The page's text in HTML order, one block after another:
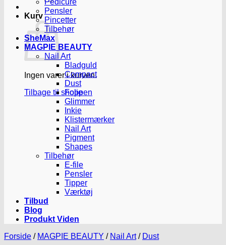
Kurv
Ingen varer i kurven.
Tilbage til shoppen
Pedicure
Pensler
Pincetter
Tilbehør
SheMax
MAGPIE BEAUTY
Nail Art
Bladguld
Compact
Dust
Folie
Glimmer
Inkie
Klistermærker
Nail Art
Pigment
Shapes
Tilbehør
E-file
Pensler
Tipper
Værktøj
Tilbud
Blog
Produkt Viden
Forside / MAGPIE BEAUTY / Nail Art / Dust